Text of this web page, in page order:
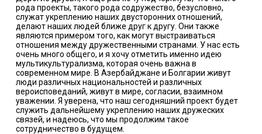
рода проекты, такого рода содружество, безусловно,
служат укреплению наших двусторонних отношений,
делают наших людей ближе друг к другу. Они также
являются примером того, как могут выстраиваться
отношения между дружественными странами. У нас есть
очень много общего, и я хочу отметить именно идею
мультикультурализма, которая очень важна в
современном мире. В Азербайджане и Болгарии живут
люди различных национальностей и различных
вероисповеданий, живут в мире, согласии, взаимном
уважении. Я уверена, что наш сегодняшний проект будет
служить дальнейшему укреплению наших дружеских
связей, и надеюсь, что мы продолжим такое
сотрудничество в будущем.